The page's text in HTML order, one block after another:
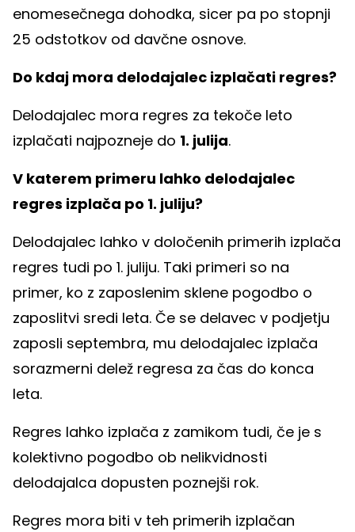
enomesečnega dohodka, sicer pa po stopnji
25 odstotkov od davčne osnove.
Do kdaj mora delodajalec izplačati regres?
Delodajalec mora regres za tekoče leto
izplačati najpozneje do 1. julija.
V katerem primeru lahko delodajalec
regres izplača po 1. juliju?
Delodajalec lahko v določenih primerih izplača
regres tudi po 1. juliju. Taki primeri so na
primer, ko z zaposlenim sklene pogodbo o
zaposlitvi sredi leta. Če se delavec v podjetju
zaposli septembra, mu delodajalec izplača
sorazmerni delež regresa za čas do konca
leta.
Regres lahko izplača z zamikom tudi, če je s
kolektivno pogodbo ob nelikvidnosti
delodajalca dopusten poznejši rok.
Regres mora biti v teh primerih izplačan